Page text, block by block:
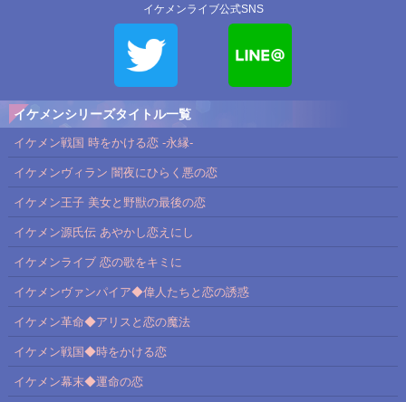
イケメンライブ公式SNS
イケメンシリーズタイトル一覧
イケメン戦国 時をかける恋 -永縁-
イケメンヴィラン 闇夜にひらく悪の恋
イケメン王子 美女と野獣の最後の恋
イケメン源氏伝 あやかし恋えにし
イケメンライブ 恋の歌をキミに
イケメンヴァンパイア◆偉人たちと恋の誘惑
イケメン革命◆アリスと恋の魔法
イケメン戦国◆時をかける恋
イケメン幕末◆運命の恋